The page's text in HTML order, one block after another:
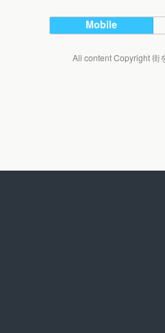
Mobile
All content Copyright